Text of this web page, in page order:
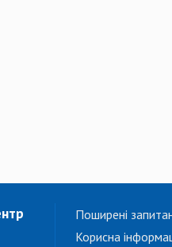
Поширені
Корисна